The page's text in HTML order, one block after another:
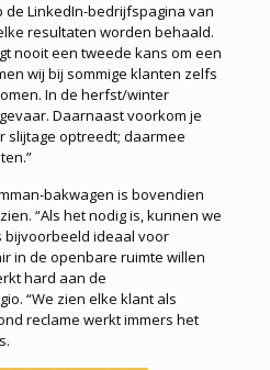
de LinkedIn-bedrijfspagina van
resultaten worden behaald.
nooit een tweede kans om een
wij bij sommige klanten zelfs
In de herfst/winter
Daarnaast voorkom je
slijtage optreedt; daarmee
bakwagen is bovendien
“Als het nodig is, kunnen we
bijvoorbeeld ideaal voor
in de openbare ruimte willen
hard aan de
“We zien elke klant als
reclame werkt immers het